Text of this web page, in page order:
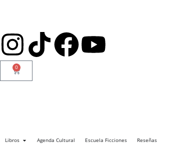
0
Libros Agenda Cultural Escuela Ficciones Reseñas